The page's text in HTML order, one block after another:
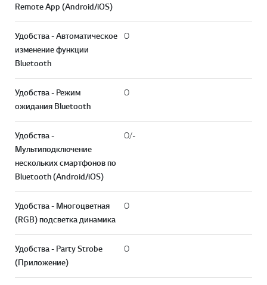
Remote App (Android/iOS)
Удобства - Автоматическое
изменение функции
Bluetooth
O
Удобства - Режим
ожидания Bluetooth
O
Удобства -
Мультиподключение
нескольких смартфонов по
Bluetooth (Android/iOS)
O/-
Удобства - Многоцветная
(RGB) подсветка динамика
O
Удобства - Party Strobe
(Приложение)
O